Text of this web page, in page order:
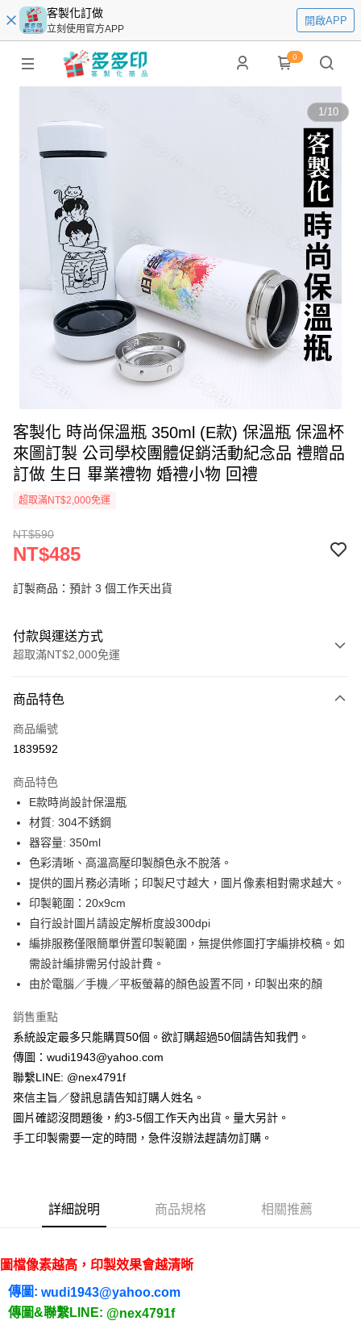
客製化訂做
立刻使用官方APP
開啟APP
0
1/10
客製化 時尚保溫瓶 350ml (E款) 保溫瓶 保溫杯
來圖訂製 公司學校團體促銷活動紀念品 禮贈品
訂做 生日 畢業禮物 婚禮小物 回禮
超取滿NT$2,000免運
NT$590
NT$485
訂製商品：預計 3 個工作天出貨
付款與運送方式
超取滿NT$2,000免運
信用卡一次付款
超商取貨付款
Apple Pay
街口支付
悠遊付
全盈+PAY
AFTEE先享後付
相關說明
【關於「AFTEE先享後付」】
AFTEE先享後付是「在收到商品之後才付款」的支付方式。 讓您購物簡單
便利好安心！
２．便利：只要手機號碼，簡訊認證，即可結帳。
【「AFTEE先享後付」結帳流程】
１．於結帳方式選擇「AFTEE先享後付」後，將跳轉至「AFTEE先享後付」
結帳頁面，進行簡訊認證並確認金額後，即可完成結帳。
２．訂單成立數日內，您將收到繳費通知簡訊。
３．收到繳費通知簡訊後14天內，點擊此簡訊中的連結，可透過四大超商／
ATM／網路銀行／等多元方式進行付款，方視為交易完成。
※ 請注意：結帳手續完成當下不需立刻繳費，但若您需要取消訂單，請聯絡
是否繳費成功／繳費後需取消欲退款等相關疑問，請聯繫「AFTEE先享後付
客戶支援中心」 https://netprotections.freshdesk.com/support/home
１．透過由恩沛科技股份有限公司提供之「AFTEE先享後付」服務完成之交
權轉讓予恩沛科技股份有限公司。
２．關於個人資料處理事宜，請瀏覽以下網址：
https://aftee.tw/terms/#terms3
ATM付款
全家付款取貨
每筆NT$65，滿NT$2,000(含以上)免運費
付款後全家取貨
每筆NT$65，滿NT$2,000(含以上)免運費
7-11付款取貨
每筆NT$65，滿NT$2,000(含以上)免運費
每筆NT$180，滿NT$10,000(含以上)免運費
郵寄
每筆NT$100
商品特色
商品編號
1839592
商品特色
E款時尚設計保溫瓶
材質: 304不銹鋼
器容量: 350ml
色彩清晰、高溫高壓印製顏色永不脫落。
提供的圖片務必清晰；印製尺寸越大，圖片像素相對需求越大。
印製範圍：20x9cm
自行設計圖片請設定解析度設300dpi
編排服務僅限簡單併置印製範圍，無提供修圖打字編排校稿。如
需設計編排需另付設計費。
由於電腦／手機／平板螢幕的顏色設置不同，印製出來的顏
銷售重點
系統設定最多只能購買50個。欲訂購超過50個請告知我們。
傳圖：wudi1943@yahoo.com
聯繫LINE: @nex4791f
來信主旨／發訊息請告知訂購人姓名。
圖片確認沒問題後，約3-5個工作天內出貨。量大另計。
手工印製需要一定的時間，急件沒辦法趕請勿訂購。
詳細說明 商品規格 相關推薦
圖檔像素越高，印製效果會越清晰
傳圖: wudi1943@yahoo.com
傳圖&聯繫LINE: @nex4791f